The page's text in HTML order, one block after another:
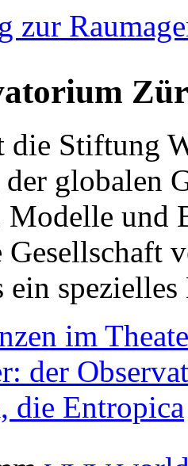
zur
die Stiftung
globalen
und
Gesellschaft
ein
im
der
die Entropica